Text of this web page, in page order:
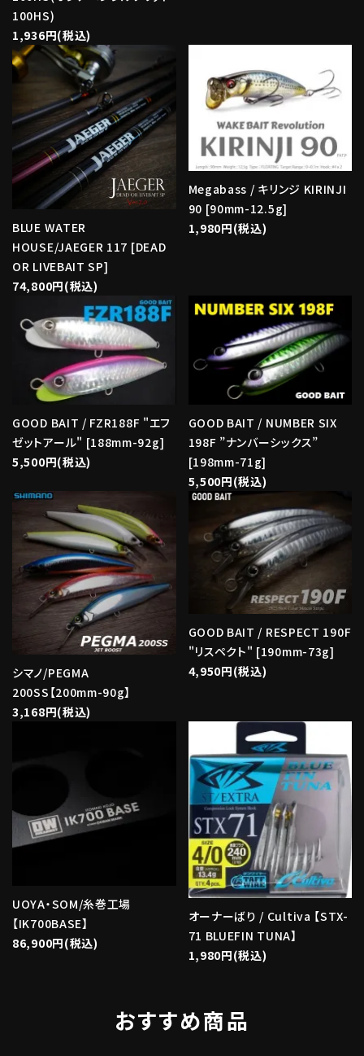
100HS)
1,936円(税込)
BLUE WATER
HOUSE/JAEGER 117 [DEAD
OR LIVEBAIT SP]
74,800円(税込)
Megabass / キリンジ KIRINJI
90 [90mm-12.5g]
1,980円(税込)
GOOD BAIT / FZR188F "エフ
ゼットアール" [188mm-92g]
5,500円(税込)
GOOD BAIT / NUMBER SIX
198F ”ナンバーシックス”
[198mm-71g]
5,500円(税込)
シマノ/PEGMA
200SS【200mm-90g】
3,168円(税込)
GOOD BAIT / RESPECT 190F
"リスペクト" [190mm-73g]
4,950円(税込)
UOYA・SOM/糸巻工場
【IK700BASE】
86,900円(税込)
オーナーばり / Cultiva 【STX-
71 BLUEFIN TUNA】
1,980円(税込)
おすすめ商品